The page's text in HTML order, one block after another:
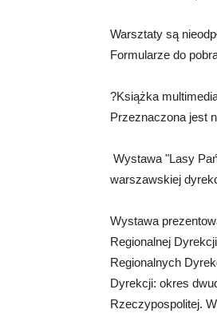
Warsztaty są
Formularze do
?Książka
Przeznaczona jest
Wystawa "Lasy
warszawskiej
Wystawa
Regionalnej
Regionalnych
Dyrekcji: okres
Rzeczypospolitej.